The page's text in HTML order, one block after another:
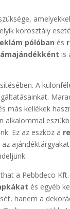
korosztály
pólóban és
is
A
más kellékek
alkalommal
Ez az eszköz a
a Pebbdeco
és egyéb
hanem a